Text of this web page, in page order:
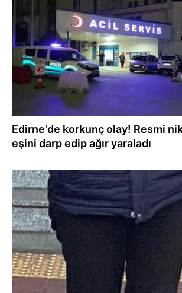
Edirne'de korkunç olay! Resmi
eşini darp edip ağır yaraladı
23.01.2023